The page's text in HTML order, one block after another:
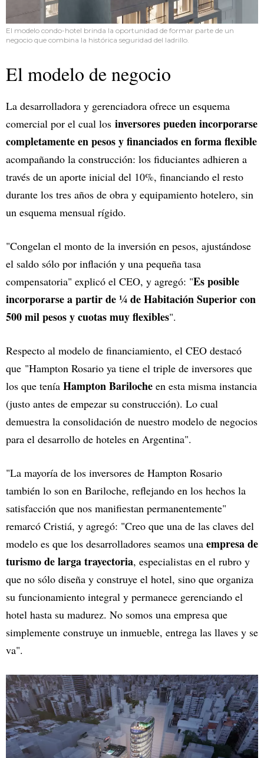
El modelo condo-hotel brinda la oportunidad de formar parte de un
negocio que combina la histórica seguridad del ladrillo.
El modelo de negocio
La desarrolladora y gerenciadora ofrece un esquema
comercial por el cual los inversores pueden incorporarse
completamente en pesos y financiados en forma flexible
acompañando la construcción: los fiduciantes adhieren a
través de un aporte inicial del 10%, financiando el resto
durante los tres años de obra y equipamiento hotelero, sin
un esquema mensual rígido.
"Congelan el monto de la inversión en pesos, ajustándose
el saldo sólo por inflación y una pequeña tasa
compensatoria" explicó el CEO, y agregó: "Es posible
incorporarse a partir de ¼ de Habitación Superior con
500 mil pesos y cuotas muy flexibles".
Respecto al modelo de financiamiento, el CEO destacó
que "Hampton Rosario ya tiene el triple de inversores que
los que tenía Hampton Bariloche en esta misma instancia
(justo antes de empezar su construcción). Lo cual
demuestra la consolidación de nuestro modelo de negocios
para el desarrollo de hoteles en Argentina".
"La mayoría de los inversores de Hampton Rosario
también lo son en Bariloche, reflejando en los hechos la
satisfacción que nos manifiestan permanentemente"
remarcó Cristiá, y agregó: "Creo que una de las claves del
modelo es que los desarrolladores seamos una empresa de
turismo de larga trayectoria, especialistas en el rubro y
que no sólo diseña y construye el hotel, sino que organiza
su funcionamiento integral y permanece gerenciando el
hotel hasta su madurez. No somos una empresa que
simplemente construye un inmueble, entrega las llaves y se
va".